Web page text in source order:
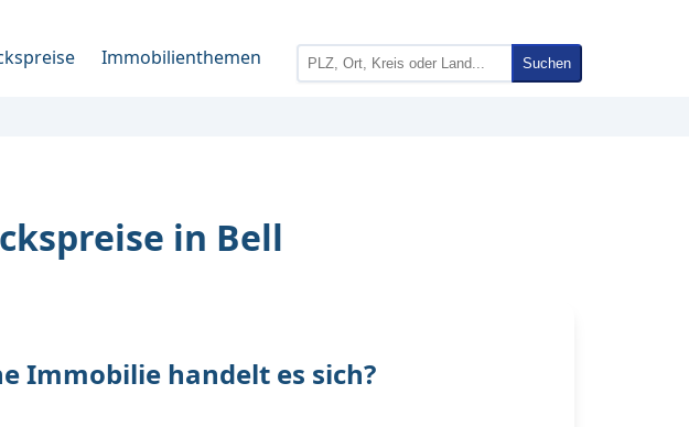
Immobilienthemen Suchen
in Bell
Immobilie handelt es sich?